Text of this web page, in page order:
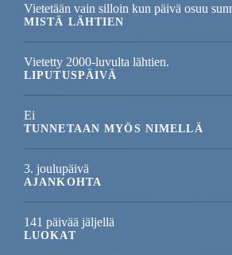
Vietetään vain silloin kun päivä osuu
MISTÄ LÄHTIEN
Vietetty 2000-luvulta lähtien.
LIPUTUSPÄIVÄ
Ei
TUNNETAAN MYÖS NIMELLÄ
3. joulupäivä
AJANKOHTA
141 päivää jäljellä
LUOKAT